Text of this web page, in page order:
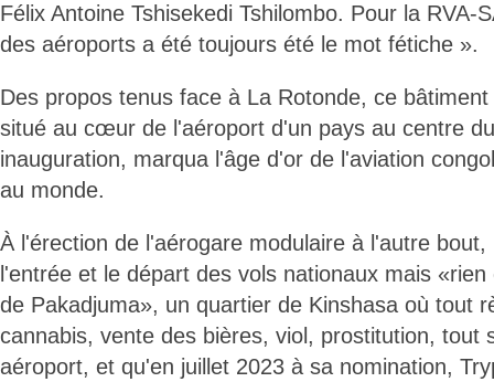
Félix Antoine Tshisekedi Tshilombo. Pour la RVA-
des aéroports a été toujours été le mot fétiche ».
Des propos tenus face à La Rotonde, ce
situé au cœur de l'aéroport d'un pays au centre
inauguration, marqua l'âge d'or de l'aviation
au monde.
À l'érection de l'aérogare modulaire à l'autre
l'entrée et le départ des vols nationaux mais
de Pakadjuma», un quartier de Kinshasa où tout
cannabis, vente des bières, viol, prostitution, tout
aéroport, et qu'en juillet 2023 à sa nomination,